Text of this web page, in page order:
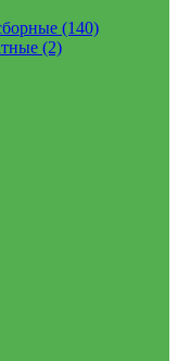
(140)
(2)